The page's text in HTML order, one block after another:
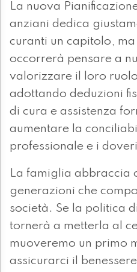
La nuova
anziani dedica
curanti un capitolo,
occorrerà pensare a
valorizzare il loro
adottando deduzioni
di cura e assistenza
aumentare la
professionale e i
La famiglia abbraccia
generazioni che
società. Se la politica
tornerà a metterla al
muoveremo un primo
assicurarci il